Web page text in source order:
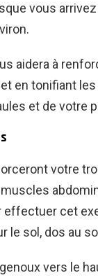
vous arrivez
aidera à
en tonifiant
et de votre
votre
effectuer cet
le sol, dos au
vers le